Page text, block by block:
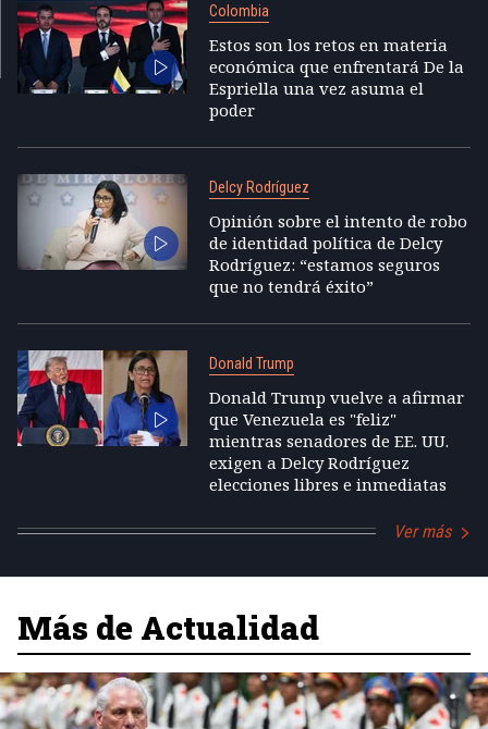
Colombia
Estos son los retos en materia
económica que enfrentará De la
Espriella una vez asuma el
poder
Delcy Rodríguez
Opinión sobre el intento de robo
de identidad política de Delcy
Rodríguez: “estamos seguros
que no tendrá éxito”
Donald Trump
Donald Trump vuelve a afirmar
que Venezuela es "feliz"
mientras senadores de EE. UU.
exigen a Delcy Rodríguez
elecciones libres e inmediatas
Ver más
Más de Actualidad